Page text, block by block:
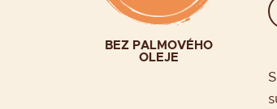
BEZ PALMOVÉHO
OLEJE